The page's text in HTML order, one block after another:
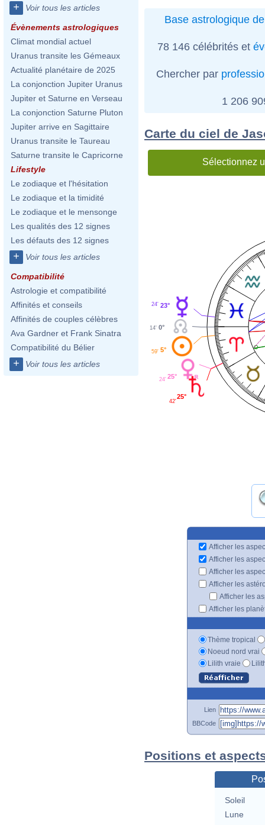
+ Voir tous les articles
Évènements astrologiques
Climat mondial actuel
Uranus transite les Gémeaux
Actualité planétaire de 2025
La conjonction Jupiter Uranus
Jupiter et Saturne en Verseau
La conjonction Saturne Pluton
Jupiter arrive en Sagittaire
Uranus transite le Taureau
Saturne transite le Capricorne
Lifestyle
Le zodiaque et l'hésitation
Le zodiaque et la timidité
Le zodiaque et le mensonge
Les qualités des 12 signes
Les défauts des 12 signes
+ Voir tous les articles
Compatibilité
Astrologie et compatibilité
Affinités et conseils
Affinités de couples célèbres
Ava Gardner et Frank Sinatra
Compatibilité du Bélier
+ Voir tous les articles
Base astrologique
78 146 célébrités et
Chercher par
1 206
Carte du ciel de
Sélectionnez
23°
24'
0°
14'
5°
59'
25°
24'
25°
42'
Afficher les
Afficher les
Afficher les
Afficher les
Afficher les
Afficher les
Thème tropical
Noeud nord vrai
Lilith vraie
Lien
BBCode
Positions et
Soleil
Lune